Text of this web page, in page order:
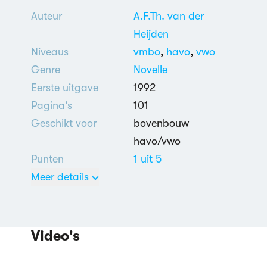
Auteur
A.F.Th. van der
Heijden
Niveaus
vmbo, havo, vwo
Genre
Novelle
Eerste uitgave
1992
Pagina's
101
Geschikt voor
bovenbouw
havo/vwo
Punten
1 uit 5
Meer details
Video's